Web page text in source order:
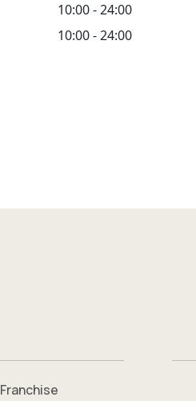
10:00 - 24:00
10:00 - 24:00
Franchise